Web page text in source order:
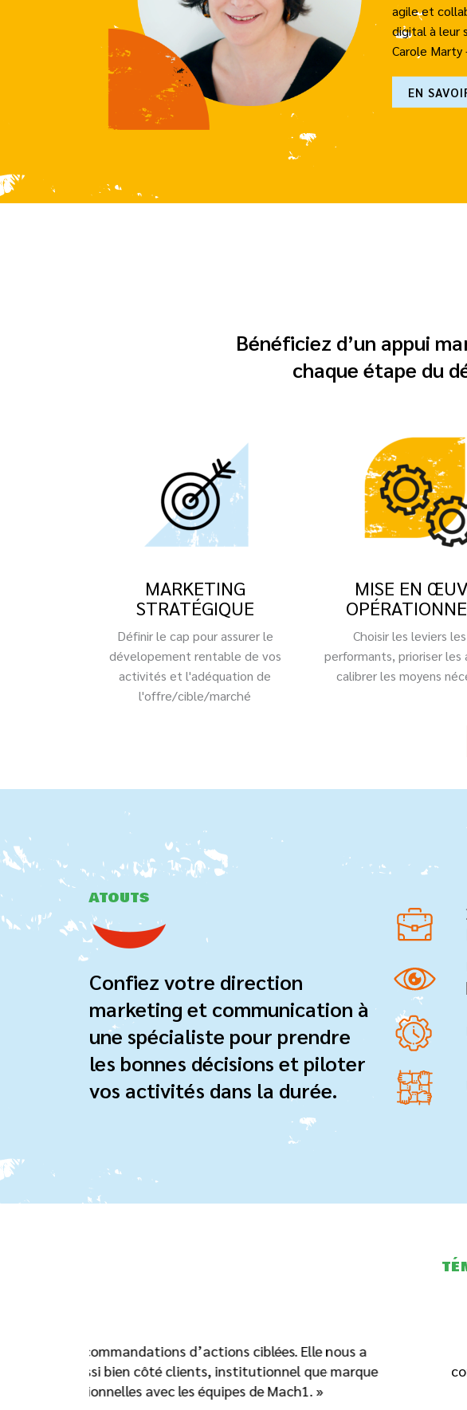
agile et
digital à leur
Carole Marty
EN
Bénéficiez d’un appui
chaque étape du
MARKETING
STRATÉGIQUE
Définir le cap pour assurer le
dévelopement rentable de vos
activités et l'adéquation de
l'offre/cible/marché
MISE EN
Choisir les leviers
performants, prioriser les
calibrer les moyens
ATOUTS
Confiez votre direction
marketing et communication à
une spécialiste pour prendre
les bonnes décisions et piloter
vos activités dans la durée.
ciblées. Elle nous a
que marque
« On voit parfois le marketing sous
connaissance de nos intérimaires par
une restitution exploitable